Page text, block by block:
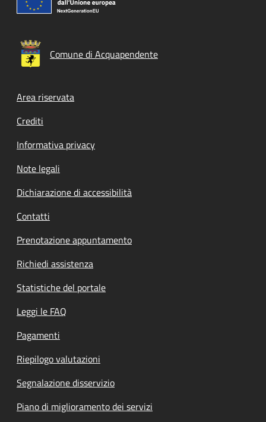
Comune di Acquapendente
Footer menu
Area riservata
Crediti
Informativa privacy
Note legali
Dichiarazione di accessibilità
Contatti
Prenotazione appuntamento
Richiedi assistenza
Statistiche del portale
Leggi le FAQ
Pagamenti
Riepilogo valutazioni
Segnalazione disservizio
Piano di miglioramento dei servizi